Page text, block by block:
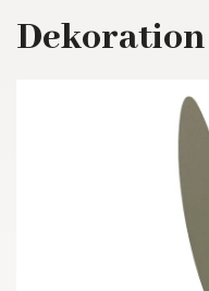
Dekoration